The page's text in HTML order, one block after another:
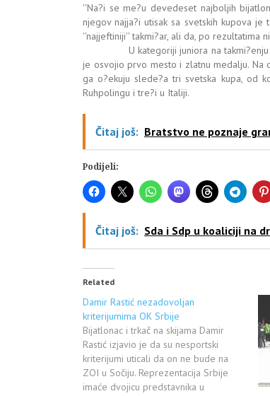
''Na?i se me?u devedeset najboljih
njegov najja?i utisak sa svetskih kupova
''najjeftiniji'' takmi?ar, ali da, po rezultatima
U kategoriji juniora na takmi?enju u
je osvojio prvo mesto i zlatnu medalju. Na
ga o?ekuju slede?a tri svetska kupa, od
Ruhpolingu i tre?i u Italiji.
Čitaj još: Bratstvo ne poznaje
Podijeli:
Čitaj još: Sda i Sdp u koaliciji na
Related
Damir Rastić nezadovoljan
kriterijumima OK Srbije
Bijatlonac i trkač na skijama Damir
Rastić izjavio je da su nesportski
kriterijumi uticali da on ne bude na
ZOI u Sočiju. Reprezentacija Srbije
imaće dvojicu predstavnika u